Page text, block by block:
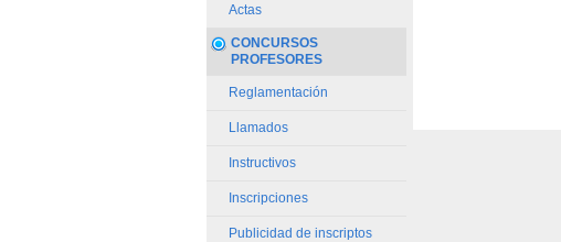
Actas
CONCURSOS
PROFESORES
Reglamentación
Llamados
Instructivos
Inscripciones
Publicidad de inscriptos